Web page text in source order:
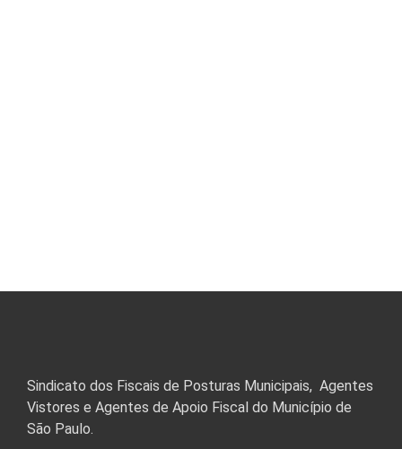
Sindicato dos Fiscais de Posturas Municipais, Agentes
Vistores e Agentes de Apoio Fiscal do Município de
São Paulo.